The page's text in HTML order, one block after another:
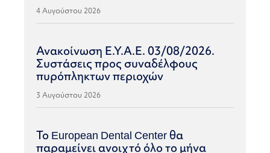
4 Αυγούστου 2026
Ανακοίνωση Ε.Υ.Α.Ε. 03/08/2026.
Συστάσεις προς συναδέλφους
πυρόπληκτων περιοχών
3 Αυγούστου 2026
Το European Dental Center θα
παραμείνει ανοιχτό όλο το μήνα